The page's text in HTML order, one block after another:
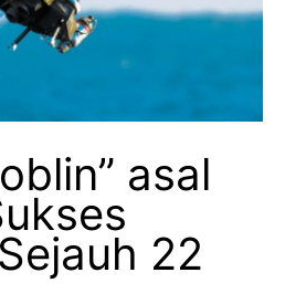
asal
22